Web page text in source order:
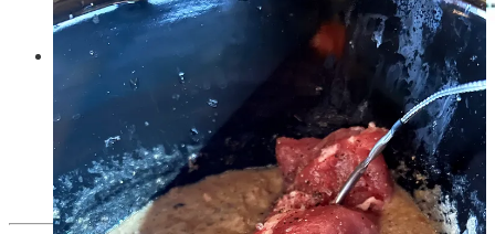
Eliminar la grasa y el tejido que aparece pegado al solomillo
no es complicado. Necesitarás un cuchillo no demasiado
grande y muy afilado para quitarlo. Mete la punta del cuchillo
en uno de los extremos del tejido, dejando un margen de unos
2 cm, y tira hacia el lado más corto. Una vez que haya
quedado un colgajo de grasa o tejido, introduce la punta del
cuchillo en el sentido contrario y deslízalo para seguir
cortando el resto de tejido.